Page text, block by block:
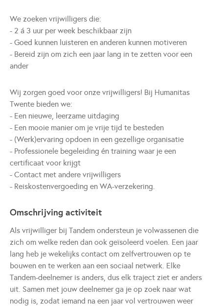
We zoeken vrijwilligers die:
- 2 á 3 uur per week beschikbaar zijn
- Goed kunnen luisteren en anderen kunnen motiveren
- Bereid zijn om zich een jaar lang in te zetten voor een
ander
Wij zorgen goed voor onze vrijwilligers! Bij Humanitas
Twente bieden we:
- Een nieuwe, leerzame uitdaging
- Een mooie manier om je vrije tijd te besteden
- (Werk)ervaring opdoen in een gezellige organisatie
- Professionele begeleiding én training waar je een
certificaat voor krijgt
- Contact met andere vrijwilligers
- Reiskostenvergoeding en WA-verzekering.
Omschrijving activiteit
Als vrijwilliger bij Tandem ondersteun je volwassenen die
zich om welke reden dan ook geïsoleerd voelen. Een jaar
lang heb je wekelijks contact om zelfvertrouwen op te
bouwen en te werken aan een sociaal netwerk. Elke
Tandem-deelnemer is anders, dus elk traject ziet er anders
uit. Samen met jouw deelnemer ga je op zoek naar wat
nodig is, zodat iemand na een jaar vol vertrouwen weer